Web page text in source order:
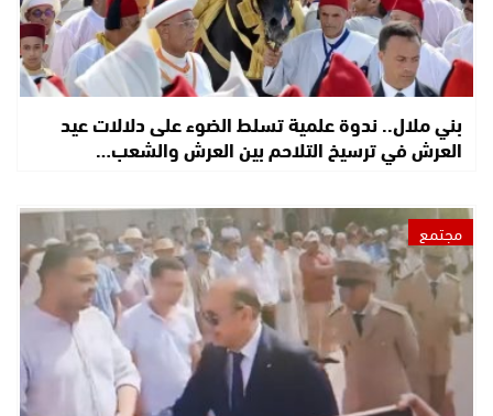
بني ملال.. ندوة علمية تسلط الضوء على دلالات عيد
العرش في ترسيخ التلاحم بين العرش والشعب…
مجتمع